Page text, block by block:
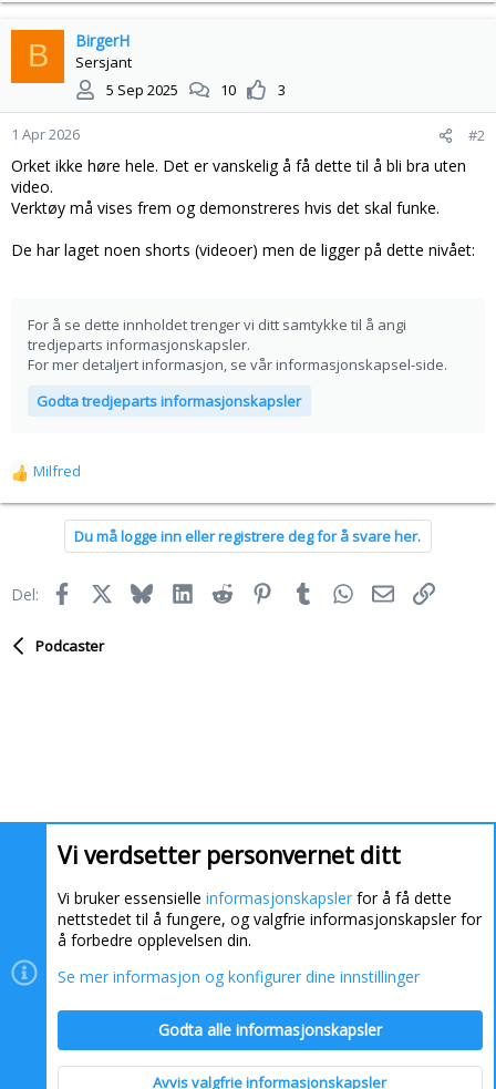
B BirgerH
Sersjant
5 Sep 2025
10 3
1 Apr 2026 #2
Orket ikke høre hele. Det er vanskelig å få dette til å bli bra uten
video.
Verktøy må vises frem og demonstreres hvis det skal funke.
De har laget noen shorts (videoer) men de ligger på dette nivået:
For å se dette innholdet trenger vi ditt samtykke til å angi
tredjeparts informasjonskapsler.
For mer detaljert informasjon, se vårinformasjonskapsel-side.
Godta tredjeparts informasjonskapsler
R
e
o
e
Milfred
Du må logge inn eller registrere deg for å svare her.
Del: Facebook BlueskyLinkedInReddit PinterestTumblr WhatsApp
E-postLink
Podcaster
Informasjonskapsler Kontakt oss Hjelp
Vi verdsetter personvernet ditt
Vi bruker essensielle informasjonskapsler for å få dette
nettstedet til å fungere, og valgfrie informasjonskapsler for
å forbedre opplevelsen din.
Se mer informasjon og konfigurer dine innstillinger
Godta alle informasjonskapsler
Avvis valgfrie informasjonskapsler